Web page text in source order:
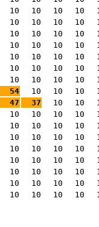
10 10 10 10
10 10 10 10
10 10 10 10
10 10 10 10
10 10 10 10
10 10 10 10
10 10 10 10
54 10 10 10
47 37 10 10
10 10 10 10
10 10 10 10
10 10 10 10
10 10 10 10
10 10 10 10
10 10 10 10
10 10 10 10
10 10 10 10